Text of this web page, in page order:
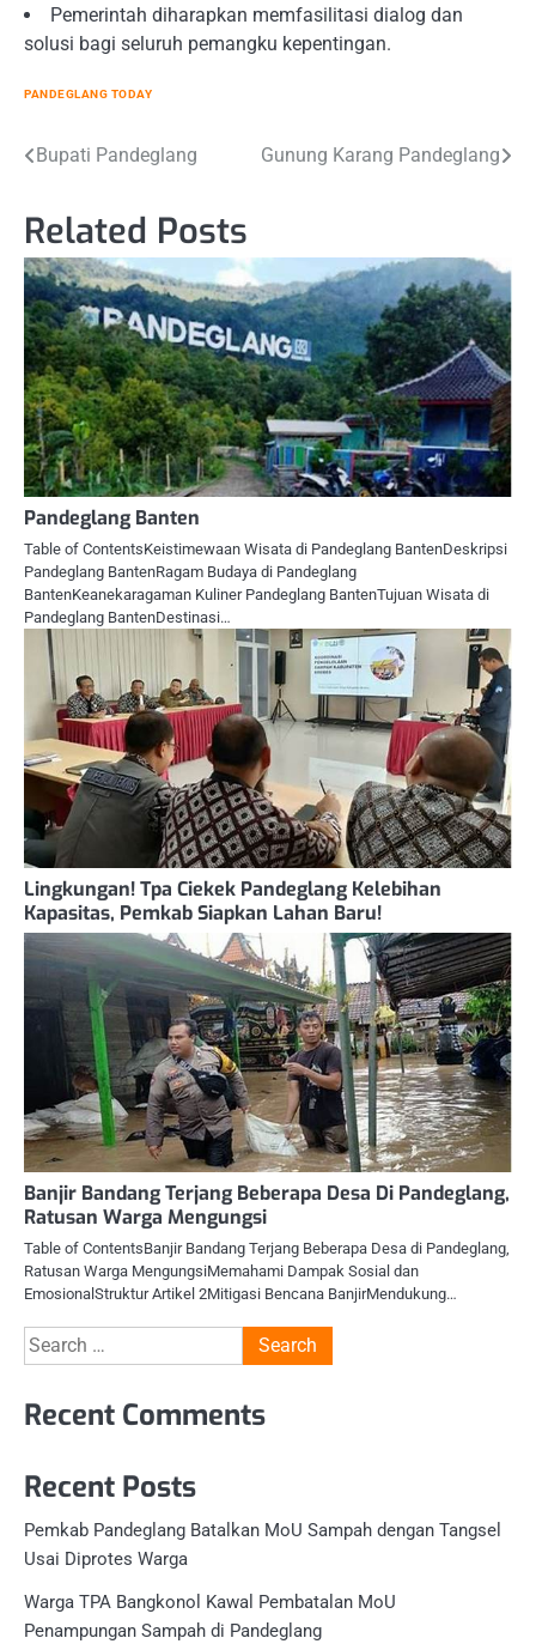
Pemerintah diharapkan memfasilitasi dialog dan
solusi bagi seluruh pemangku kepentingan.
PANDEGLANG TODAY
Post
Bupati Pandeglang Gunung Karang Pandeglang
Related Posts
Pandeglang Banten
Table of ContentsKeistimewaan Wisata di Pandeglang BantenDeskripsi
Pandeglang BantenRagam Budaya di Pandeglang
BantenKeanekaragaman Kuliner Pandeglang BantenTujuan Wisata di
Pandeglang BantenDestinasi…
Lingkungan! Tpa Ciekek Pandeglang Kelebihan
Kapasitas, Pemkab Siapkan Lahan Baru!
Banjir Bandang Terjang Beberapa Desa Di Pandeglang,
Ratusan Warga Mengungsi
Table of ContentsBanjir Bandang Terjang Beberapa Desa di Pandeglang,
Ratusan Warga MengungsiMemahami Dampak Sosial dan
EmosionalStruktur Artikel 2Mitigasi Bencana BanjirMendukung…
Search
for:
Recent Comments
Recent Posts
Pemkab Pandeglang Batalkan MoU Sampah dengan Tangsel
Usai Diprotes Warga
Warga TPA Bangkonol Kawal Pembatalan MoU
Penampungan Sampah di Pandeglang